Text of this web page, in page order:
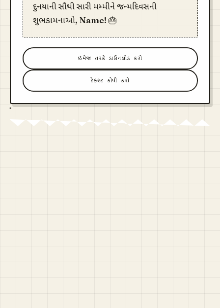
દુનિયાની સૌથી સારી મમ્મીને જન્મદિવસની
શુભકામનાઓ, Name! 🎂
ઇમેજ તરીકે ડાઉનલોડ કરો
ટેક્સ્ટ કોપી કરો